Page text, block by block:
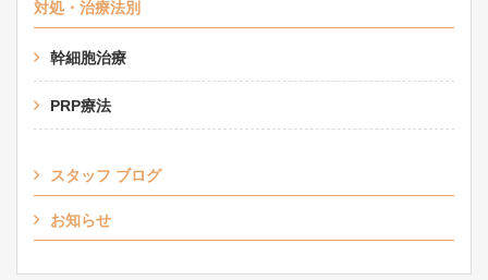
対処・治療法別
幹細胞治療
PRP療法
スタッフ ブログ
お知らせ